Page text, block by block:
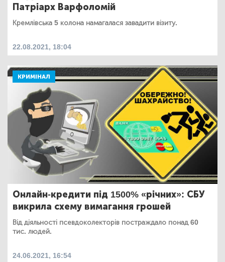
Патріарх Варфоломій
Кремлівська 5 колона намагалася завадити візиту.
22.08.2021, 18:04
КРИМІНАЛ
Онлайн-кредити під 1500% «річних»: СБУ
викрила схему вимагання грошей
Від діяльності псевдоколекторів постраждало понад 60
тис. людей.
24.06.2021, 16:54